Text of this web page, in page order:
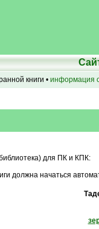
книги • информация
для ПК и КПК:
должна начаться